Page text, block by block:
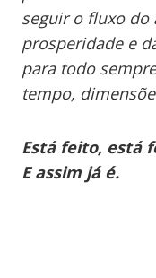
seguir o fluxo do
prosperidade e
para todo
tempo,
Está feito, está
E assim já é.